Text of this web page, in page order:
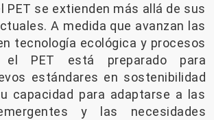
PET se extienden más allá de sus
A medida que avanzan las
tecnología ecológica y procesos
el PET está preparado para
estándares en sostenibilidad
capacidad para adaptarse a las
y las necesidades